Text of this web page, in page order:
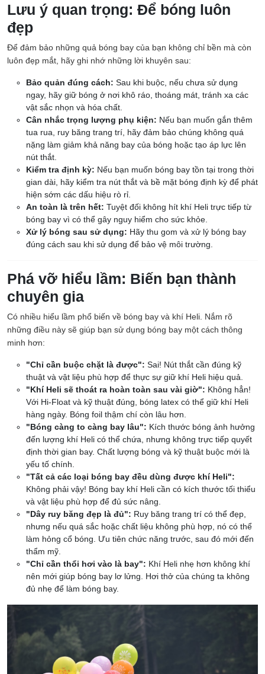
Lưu ý quan trọng: Để bóng luôn
đẹp
Để đảm bảo những quả bóng bay của bạn không chỉ bền mà còn
luôn đẹp mắt, hãy ghi nhớ những lời khuyên sau:
Bảo quản đúng cách: Sau khi buộc, nếu chưa sử dụng
ngay, hãy giữ bóng ở nơi khô ráo, thoáng mát, tránh xa các
vật sắc nhọn và hóa chất.
Cân nhắc trọng lượng phụ kiện: Nếu bạn muốn gắn thêm
tua rua, ruy băng trang trí, hãy đảm bảo chúng không quá
nặng làm giảm khả năng bay của bóng hoặc tạo áp lực lên
nút thắt.
Kiểm tra định kỳ: Nếu bạn muốn bóng bay tồn tại trong thời
gian dài, hãy kiểm tra nút thắt và bề mặt bóng định kỳ để phát
hiện sớm các dấu hiệu rò rỉ.
An toàn là trên hết: Tuyệt đối không hít khí Heli trực tiếp từ
bóng bay vì có thể gây nguy hiểm cho sức khỏe.
Xử lý bóng sau sử dụng: Hãy thu gom và xử lý bóng bay
đúng cách sau khi sử dụng để bảo vệ môi trường.
Phá vỡ hiểu lầm: Biến bạn thành
chuyên gia
Có nhiều hiểu lầm phổ biến về bóng bay và khí Heli. Nắm rõ
những điều này sẽ giúp bạn sử dụng bóng bay một cách thông
minh hơn:
"Chỉ cần buộc chặt là được": Sai! Nút thắt cần đúng kỹ
thuật và vật liệu phù hợp để thực sự giữ khí Heli hiệu quả.
"Khí Heli sẽ thoát ra hoàn toàn sau vài giờ": Không hẳn!
Với Hi-Float và kỹ thuật đúng, bóng latex có thể giữ khí Heli
hàng ngày. Bóng foil thậm chí còn lâu hơn.
"Bóng càng to càng bay lâu": Kích thước bóng ảnh hưởng
đến lượng khí Heli có thể chứa, nhưng không trực tiếp quyết
định thời gian bay. Chất lượng bóng và kỹ thuật buộc mới là
yếu tố chính.
"Tất cả các loại bóng bay đều dùng được khí Heli":
Không phải vậy! Bóng bay khí Heli cần có kích thước tối thiểu
và vật liệu phù hợp để đủ sức nâng.
"Dây ruy băng đẹp là đủ": Ruy băng trang trí có thể đẹp,
nhưng nếu quá sắc hoặc chất liệu không phù hợp, nó có thể
làm hỏng cổ bóng. Ưu tiên chức năng trước, sau đó mới đến
thẩm mỹ.
"Chỉ cần thổi hơi vào là bay": Khí Heli nhẹ hơn không khí
nên mới giúp bóng bay lơ lửng. Hơi thở của chúng ta không
đủ nhẹ để làm bóng bay.